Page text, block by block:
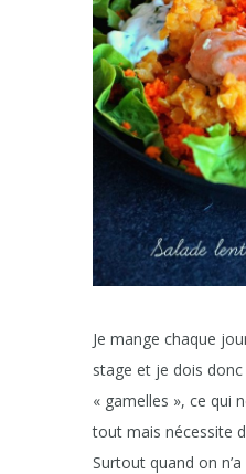
Je mange chaque
stage et je dois
« gamelles », ce qui
tout mais nécessite
Surtout quand on